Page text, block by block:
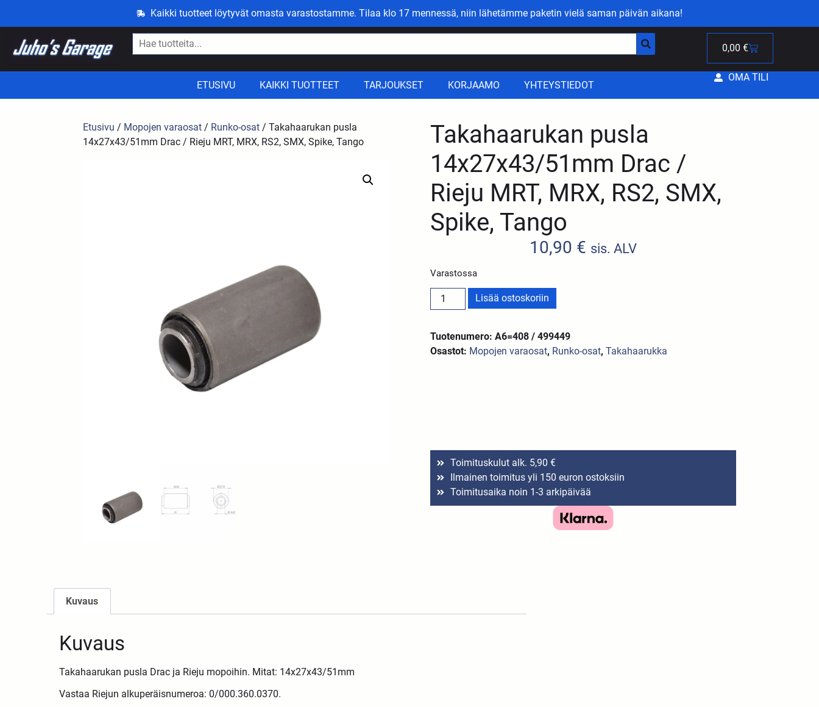
Kaikki tuotteet löytyvät omasta varastostamme. Tilaa klo 17 mennessä, niin lähetämme paketin vielä saman päivän aikana!
0,00 €
ETUSIVU KAIKKI TUOTTEET TARJOUKSET KORJAAMO YHTEYSTIEDOT
OMA TILI
Etusivu / Mopojen varaosat / Runko-osat / Takahaarukan pusla
14x27x43/51mm Drac / Rieju MRT, MRX, RS2, SMX, Spike, Tango
Takahaarukan pusla
14x27x43/51mm Drac /
Rieju MRT, MRX, RS2, SMX,
Spike, Tango
10,90 € sis. ALV
Varastossa
Lisää ostoskoriin
Tuotenumero: A6=408 / 499449
Osastot: Mopojen varaosat, Runko-osat,Takahaarukka
Toimituskulut alk. 5,90 €
Ilmainen toimitus yli 150 euron ostoksiin
Toimitusaika noin 1-3 arkipäivää
Kuvaus
Kuvaus
Takahaarukan pusla Drac ja Rieju mopoihin. Mitat: 14x27x43/51mm
Vastaa Riejun alkuperäisnumeroa: 0/000.360.0370.